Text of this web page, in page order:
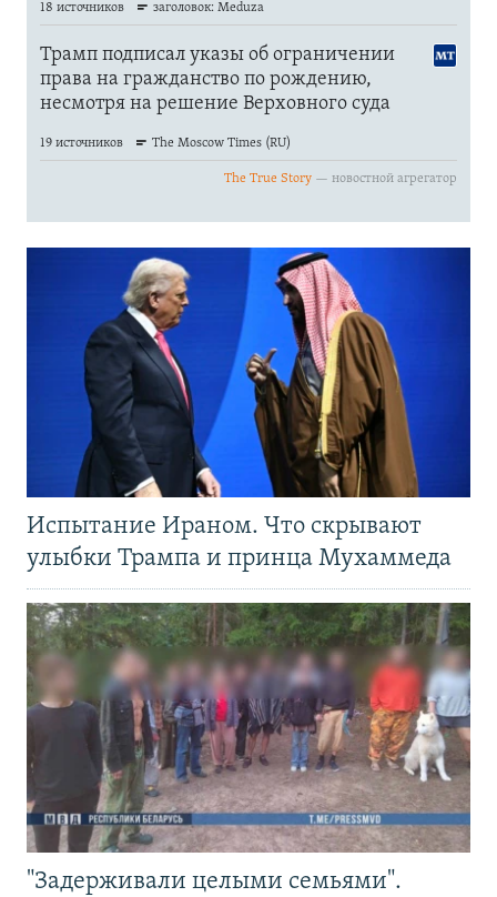
Испытание Ираном. Что скрывают
улыбки Трампа и принца Мухаммеда
"Задерживали целыми семьями".